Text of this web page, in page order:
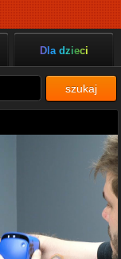
Dla dzieci
szukaj